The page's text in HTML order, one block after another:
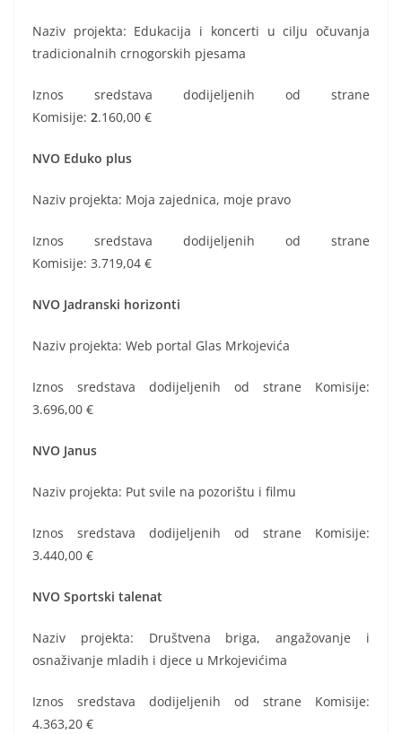
Naziv projekta: Edukacija i koncerti u cilju očuvanja
tradicionalnih crnogorskih pjesama
Iznos sredstava dodijeljenih od strane
Komisije: 2.160,00 €
NVO Eduko plus
Naziv projekta: Moja zajednica, moje pravo
Iznos sredstava dodijeljenih od strane
Komisije: 3.719,04 €
NVO Jadranski horizonti
Naziv projekta: Web portal Glas Mrkojevića
Iznos sredstava dodijeljenih od strane Komisije:
3.696,00 €
NVO Janus
Naziv projekta: Put svile na pozorištu i filmu
Iznos sredstava dodijeljenih od strane Komisije:
3.440,00 €
NVO Sportski talenat
Naziv projekta: Društvena briga, angažovanje i
osnaživanje mladih i djece u Mrkojevićima
Iznos sredstava dodijeljenih od strane Komisije:
4.363,20 €